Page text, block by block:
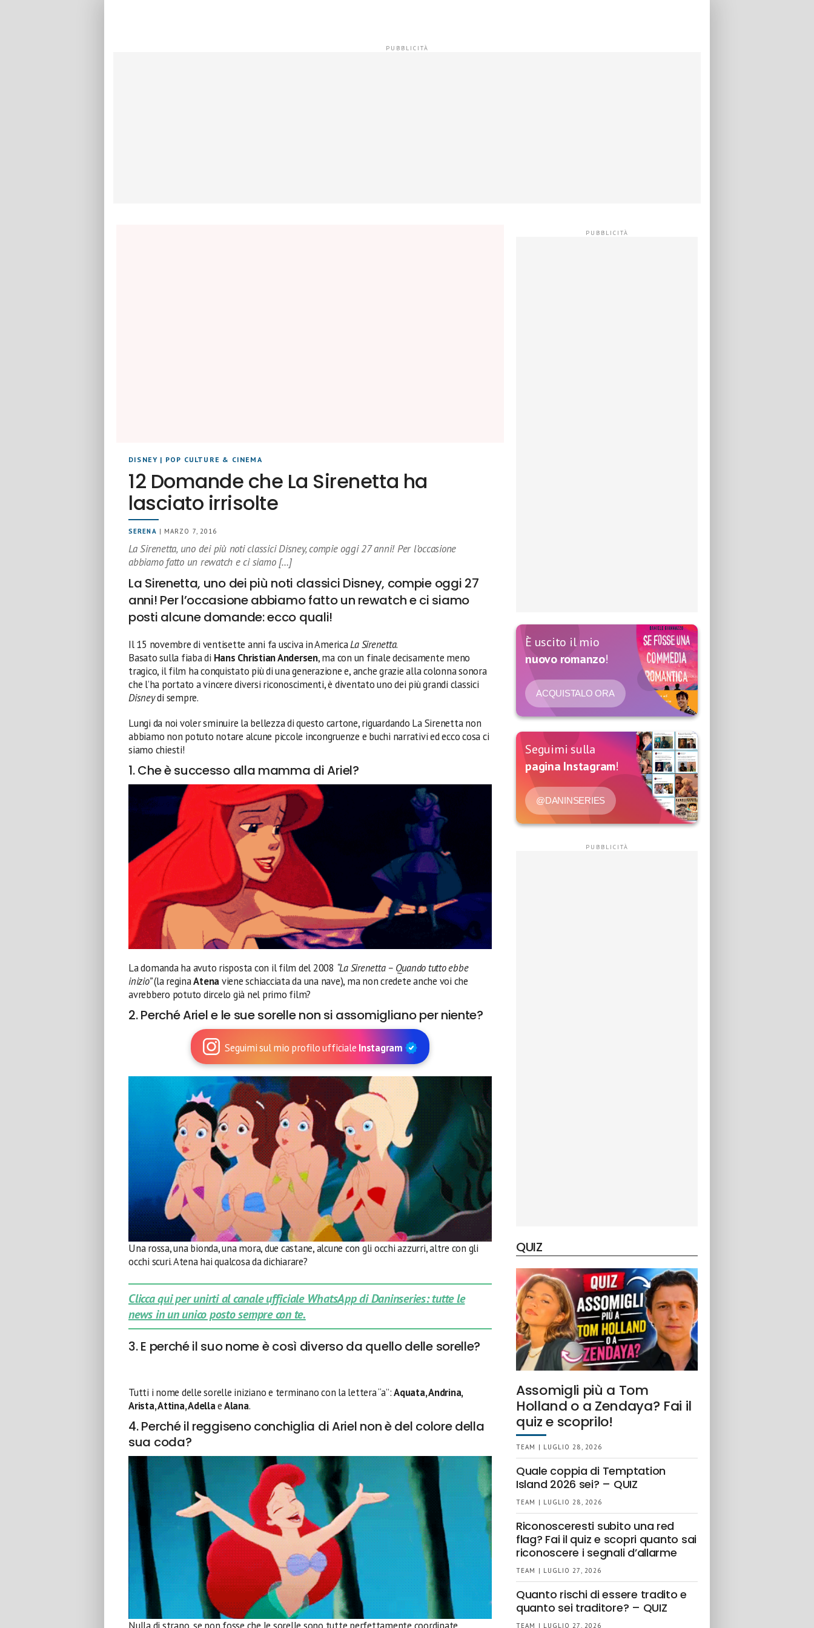
DISNEY | POP CULTURE & CINEMA
12 Domande che La Sirenetta ha
lasciato irrisolte
SERENA | MARZO 7, 2016
La Sirenetta, uno dei più noti classici Disney, compie oggi 27 anni! Per l’occasione
abbiamo fatto un rewatch e ci siamo […]
La Sirenetta, uno dei più noti classici Disney, compie oggi 27
anni! Per l’occasione abbiamo fatto un rewatch e ci siamo
posti alcune domande: ecco quali!
Il 15 novembre di ventisette anni fa usciva in AmericaLa Sirenetta.
Basato sulla fiaba di Hans Christian Andersen, ma con un finale decisamente meno
tragico, il film ha conquistato più di una generazione e, anche grazie alla colonna sonora
che l’ha portato a vincere diversi riconoscimenti, è diventato uno dei più grandi classici
Disneydi sempre.
Lungi da noi voler sminuire la bellezza di questo cartone, riguardando La Sirenetta non
abbiamo non potuto notare alcune piccole incongruenze e buchi narrativi ed ecco cosa ci
siamo chiesti!
1. Che è successo alla mamma di Ariel?
La domanda ha avuto risposta con il film del 2008 “La Sirenetta – Quando tutto ebbe
inizio”(la reginaAtenaviene schiacciata da una nave), ma non credete anche voi che
avrebbero potuto dircelo già nel primo film?
2. Perché Ariel e le sue sorelle non si assomigliano per niente?
Seguimi sul mio profilo ufficiale Instagram
Una rossa, una bionda, una mora, due castane, alcune con gli occhi azzurri, altre con gli
occhi scuri. Atena hai qualcosa da dichiarare?
Clicca qui per unirti al canale ufficiale WhatsApp di Daninseries: tutte le
news in un unico posto sempre con te.
3. E perché il suo nome è così diverso da quello delle sorelle?
Tutti i nome delle sorelle iniziano e terminano con la lettera “a”:Aquata, Andrina,
Arista, Attina, AdellaeAlana.
4. Perché il reggiseno conchiglia di Ariel non è del colore della
sua coda?
È uscito il mio
nuovo romanzo!
ACQUISTALO ORA
Seguimi sulla
pagina Instagram!
@DANINSERIES
QUIZ
Assomigli più a Tom
Holland o a Zendaya? Fai il
quiz e scoprilo!
TEAM | LUGLIO 28, 2026
Quale coppia di Temptation
Island 2026 sei? – QUIZ
TEAM | LUGLIO 28, 2026
Riconosceresti subito una red
flag? Fai il quiz e scopri quanto sai
riconoscere i segnali d’allarme
TEAM | LUGLIO 27, 2026
Quanto rischi di essere tradito e
quanto sei traditore? – QUIZ
TEAM | LUGLIO 27, 2026